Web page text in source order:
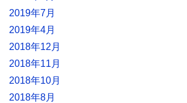
2019年7月
2019年4月
2018年12月
2018年11月
2018年10月
2018年8月